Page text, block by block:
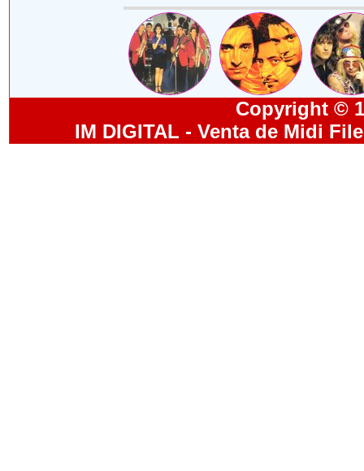
Copyright ©
IM DIGITAL - Venta de Midi